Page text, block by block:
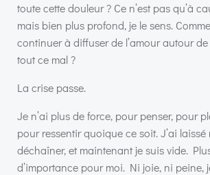
toute cette douleur ? Ce n’est pas qu’à
mais bien plus profond, je le sens.
continuer à diffuser de l’amour autour
tout ce mal ?
La crise passe.
Je n’ai plus de force, pour penser, pour
pour ressentir quoique ce soit. J’ai laissé
déchaîner, et maintenant je suis vide.
d’importance pour moi. Ni joie, ni peine,